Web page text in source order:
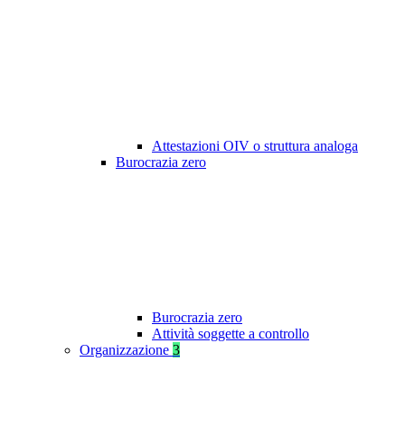
Attestazioni OIV o struttura analoga
Burocrazia zero
Burocrazia zero
Attività soggette a controllo
Organizzazione 3